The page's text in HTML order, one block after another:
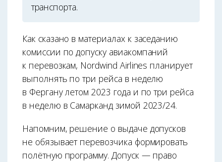
транспорта.
Как сказано в материалах к заседанию
комиссии по допуску авиакомпаний
к перевозкам, Nordwind Airlines планирует
выполнять по три рейса в неделю
в Фергану летом 2023 года и по три рейса
в неделю в Самарканд зимой 2023/24.
Напомним, решение о выдаче допусков
не обязывает перевозчика формировать
полётную программу. Допуск — право